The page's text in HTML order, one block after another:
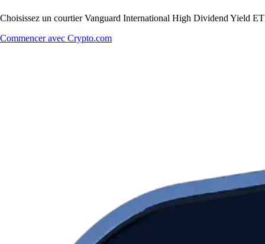
Choisissez un courtier Vanguard International High Dividend Yield
Commencer avec Crypto.com